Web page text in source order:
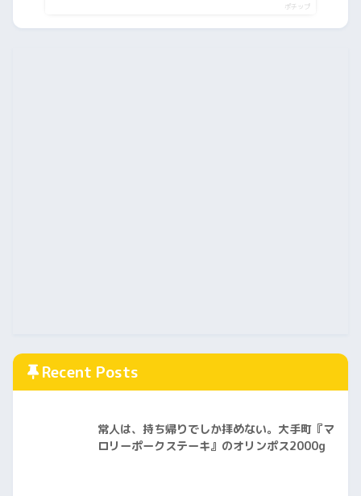
ポチップ
Recent Posts
常人は、持ち帰りでしか拝めない。大手町『マ
ロリーポークステーキ』のオリンポス2000g